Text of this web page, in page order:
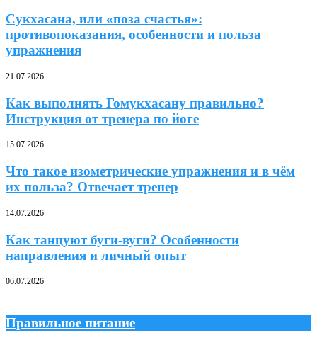
Сукхасана, или «поза счастья»:
противопоказания, особенности и польза
упражнения
21.07.2026
Как выполнять Гомукхасану правильно?
Инструкция от тренера по йоге
15.07.2026
Что такое изометрические упражнения и в чём
их польза? Отвечает тренер
14.07.2026
Как танцуют буги-вуги? Особенности
направления и личный опыт
06.07.2026
Правильное питание